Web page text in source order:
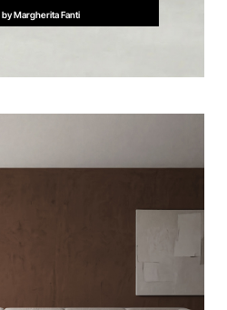
by Margherita Fanti